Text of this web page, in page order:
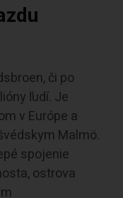
či po
ľudí. Je
v Európe a
Malmö.
spojenie
ostrova